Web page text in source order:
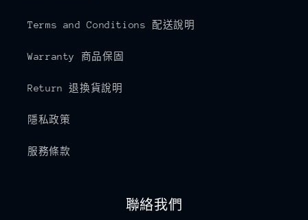
Terms and Conditions 配送說明
Warranty 商品保固
Return 退換貨說明
隱私政策
服務條款
聯絡我們